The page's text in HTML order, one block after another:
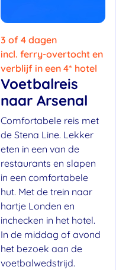
3 of 4 dagen
incl. ferry-overtocht en
verblijf in een 4* hotel
Voetbalreis
naar Arsenal
Comfortabele reis met
de Stena Line. Lekker
eten in een van de
restaurants en slapen
in een comfortabele
hut. Met de trein naar
hartje Londen en
inchecken in het hotel.
In de middag of avond
het bezoek aan de
voetbalwedstrijd.